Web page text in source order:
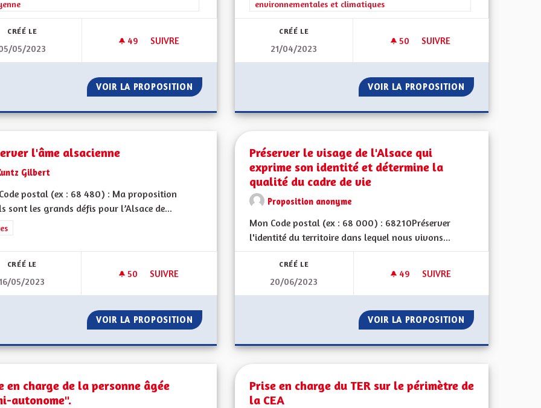
CRÉÉ LE
05/2023
49 49 ABONNÉS
SUIVRE
POURQUOI SE SÉPARER DU GRAND' EST ?
VOIR LA PROPOSITION POURQUOI SE SÉPARER DU GRAND' EST ?
environnementales et climatiques
CRÉÉ LE
21/04/2023
50 50 ABONNÉS
SUIVRE
VOIR LA PROPOSITION PRÉSERVATION
l'âme alsacienne
Gilbert
postal (ex : 68 480) : Ma proposition
sont les grands défis pour l’Alsace de...
les résultats de la catégorie : Autres
CRÉÉ LE
05/2023
50 50 ABONNÉS
SUIVRE
PRÉSERVER L'ÂME ALSACIENNE
VOIR LA PROPOSITION PRÉSERVER L'ÂME ALSACIENNE
Préserver le visage de l'Alsace qui
exprime son identité et détermine la
qualité du cadre de vie
Proposition anonyme
Mon Code postal (ex : 68 000) : 68210Préserver
l'identité du territoire dans lequel nous vivons...
CRÉÉ LE
20/06/2023
49 49 ABONNÉS
SUIVRE
VOIR LA PROPOSITION PRÉSERVER LE
en charge de la personne âgée
autonome".
Prise en charge du TER sur le périmètre de
la CEA